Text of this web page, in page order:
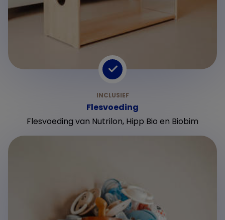
Flesvoeding
Flesvoeding van Nutrilon, Hipp Bio en Biobim